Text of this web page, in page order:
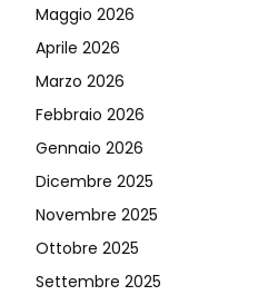
Maggio 2026
Aprile 2026
Marzo 2026
Febbraio 2026
Gennaio 2026
Dicembre 2025
Novembre 2025
Ottobre 2025
Settembre 2025